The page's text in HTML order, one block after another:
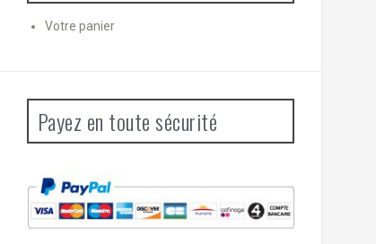
Votre panier
Payez en toute sécurité